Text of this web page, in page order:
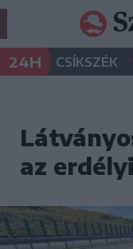
24H CSÍKSZÉK •
az